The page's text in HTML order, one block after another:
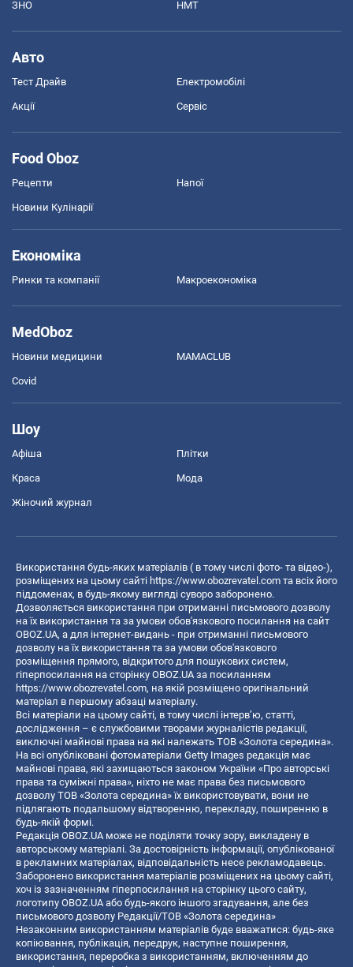
ЗНО НМТ
Авто
Тест Драйв Електромобілі
Акції Сервіс
Food Oboz
Рецепти Напої
Новини Кулінарії
Економіка
Ринки та компанії Макроекономіка
MedOboz
Новини медицини MAMACLUB
Covid
Шоу
Афіша Плітки
Краса Мода
Жіночий журнал
Використання будь-яких матеріалів ( в тому числі фото- та відео-),
розміщених на цьому сайті https://www.obozrevatel.com та всіх його
піддоменах, в будь-якому вигляді суворо заборонено.
Дозволяється використання при отриманні письмового дозволу
на їх використання та за умови обов'язкового посилання на сайт
OBOZ.UA, а для інтернет-видань - при отриманні письмового
дозволу на їх використання та за умови обов'язкового
розміщення прямого, відкритого для пошукових систем,
гіперпосилання на сторінку OBOZ.UA за посиланням
https://www.obozrevatel.com, на якій розміщено оригінальний
матеріал в першому абзаці матеріалу.
Всі матеріали на цьому сайті, в тому числі інтерв’ю, статті,
дослідження – є службовими творами журналістів редакції,
виключні майнові права на які належать ТОВ «Золота середина».
На всі опубліковані фотоматеріали Getty Images редакція має
майнові права, які захищаються законом України «Про авторські
права та суміжні права», ніхто не має права без письмового
дозволу ТОВ «Золота середина» їх використовувати, вони не
підлягають подальшому відтворенню, перекладу, поширенню в
будь-якій формі.
Редакція OBOZ.UA може не поділяти точку зору, викладену в
авторському матеріалі. За достовірність інформації, опублікованої
в рекламних матеріалах, відповідальність несе рекламодавець.
Заборонено використання матеріалів розміщених на цьому сайті,
хоч із зазначенням гіперпосилання на сторінку цього сайту,
логотипу OBOZ.UA або будь-якого іншого згадування, але без
письмового дозволу Редакції/ТОВ «Золота середина»
Незаконним використанням матеріалів буде вважатися: будь-яке
копiювання, публiкацiя, передрук, наступне поширення,
використання, переробка з використанням, включенням до